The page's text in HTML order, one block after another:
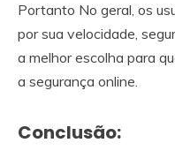
Portanto No geral, os
por sua velocidade,
a melhor escolha para
a segurança online.
Conclusão: